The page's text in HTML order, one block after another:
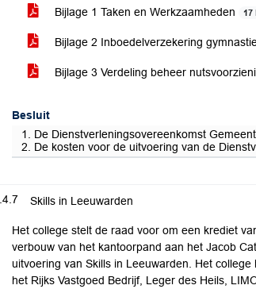
Bijlage 1 Taken en Werkzaamheden 17
Bijlage 2 Inboedelverzekering
Bijlage 3 Verdeling beheer
Besluit
1. De Dienstverleningsovereenkomst
2. De kosten voor de uitvoering van de
Skills in Leeuwarden
Het college stelt de raad voor om een krediet
verbouw van het kantoorpand aan het Jacob
uitvoering van Skills in Leeuwarden. Het
het Rijks Vastgoed Bedrijf, Leger des Heils,